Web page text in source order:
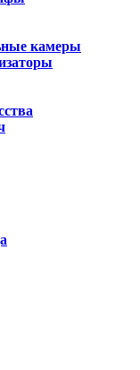
камеры